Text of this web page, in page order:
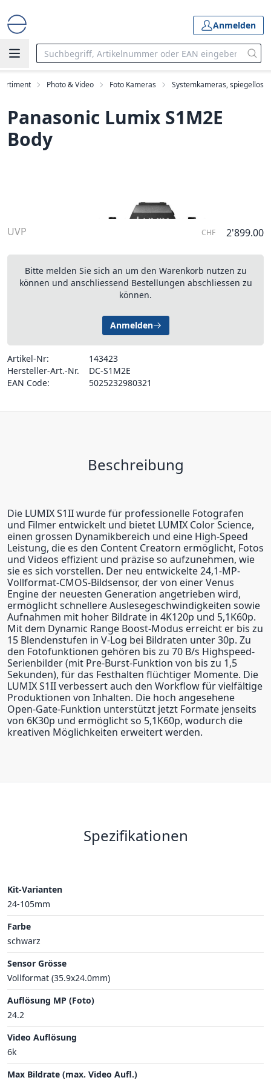
Anmelden
Photo & Video Foto Kameras Systemkameras, spiegellos
Panasonic Lumix S1M2E
Body
UVP CHF 2'899.00
Bitte melden Sie sich an um den Warenkorb nutzen zu
können und anschliessend Bestellungen abschliessen zu
können.
Anmelden
Artikel-Nr:
143423
Hersteller-Art.-Nr.
DC-S1M2E
EAN Code:
5025232980321
Beschreibung
Die LUMIX S1II wurde für professionelle Fotografen
und Filmer entwickelt und bietet LUMIX Color Science,
einen grossen Dynamikbereich und eine High-Speed
Leistung, die es den Content Creatorn ermöglicht, Fotos
und Videos effizient und präzise so aufzunehmen, wie
sie es sich vorstellen. Der neu entwickelte 24,1-MP-
Vollformat-CMOS-Bildsensor, der von einer Venus
Engine der neuesten Generation angetrieben wird,
ermöglicht schnellere Auslesegeschwindigkeiten sowie
Aufnahmen mit hoher Bildrate in 4K120p und 5,1K60p.
Mit dem Dynamic Range Boost-Modus erreicht er bis zu
15 Blendenstufen in V-Log bei Bildraten unter 30p. Zu
den Fotofunktionen gehören bis zu 70 B/s Highspeed-
Serienbilder (mit Pre-Burst-Funktion von bis zu 1,5
Sekunden), für das Festhalten flüchtiger Momente. Die
LUMIX S1II verbessert auch den Workflow für vielfältige
Produktionen von Inhalten. Die hoch angesehene
Open-Gate-Funktion unterstützt jetzt Formate jenseits
von 6K30p und ermöglicht so 5,1K60p, wodurch die
kreativen Möglichkeiten erweitert werden.
Spezifikationen
Kit-Varianten
24-105mm
Farbe
schwarz
Sensor Grösse
Vollformat (35.9x24.0mm)
Auflösung MP (Foto)
24.2
Video Auflösung
6k
Max Bildrate (max. Video Aufl.)